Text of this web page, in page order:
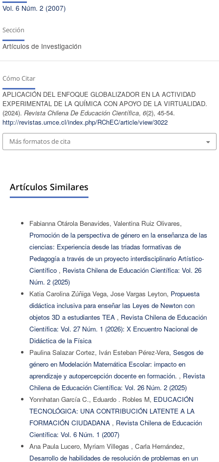
Vol. 6 Núm. 2 (2007)
Sección
Artículos de Investigación
Cómo Citar
APLICACIÓN DEL ENFOQUE GLOBALIZADOR EN LA ACTIVIDAD
EXPERIMENTAL DE LA QUÍMICA CON APOYO DE LA VIRTUALIDAD.
(2024). Revista Chilena De Educación Científica, 6(2), 45-54.
http://revistas.umce.cl/index.php/RChEC/article/view/3022
Más formatos de cita
Artículos Similares
Fabianna Otárola Benavides, Valentina Ruiz Olivares,
Promoción de la perspectiva de género en la enseñanza de las
ciencias: Experiencia desde las triadas formativas de
Pedagogía a través de un proyecto interdisciplinario Artístico-
Científico , Revista Chilena de Educación Científica: Vol. 26
Núm. 2 (2025)
Katia Carolina Zúñiga Vega, Jose Vargas Leyton, Propuesta
didáctica inclusiva para enseñar las Leyes de Newton con
objetos 3D a estudiantes TEA , Revista Chilena de Educación
Científica: Vol. 27 Núm. 1 (2026): X Encuentro Nacional de
Didáctica de la Física
Paulina Salazar Cortez, Iván Esteban Pérez-Vera, Sesgos de
género en Modelación Matemática Escolar: impacto en
aprendizaje y autopercepción docente en formación. , Revista
Chilena de Educación Científica: Vol. 26 Núm. 2 (2025)
Yonnhatan García C., Eduardo . Robles M, EDUCACIÓN
TECNOLÓGICA: UNA CONTRIBUCIÓN LATENTE A LA
FORMACIÓN CIUDADANA , Revista Chilena de Educación
Científica: Vol. 6 Núm. 1 (2007)
Ana Paula Lucero, Myriam Villegas , Carla Hernández,
Desarrollo de habilidades de resolución de problemas en un